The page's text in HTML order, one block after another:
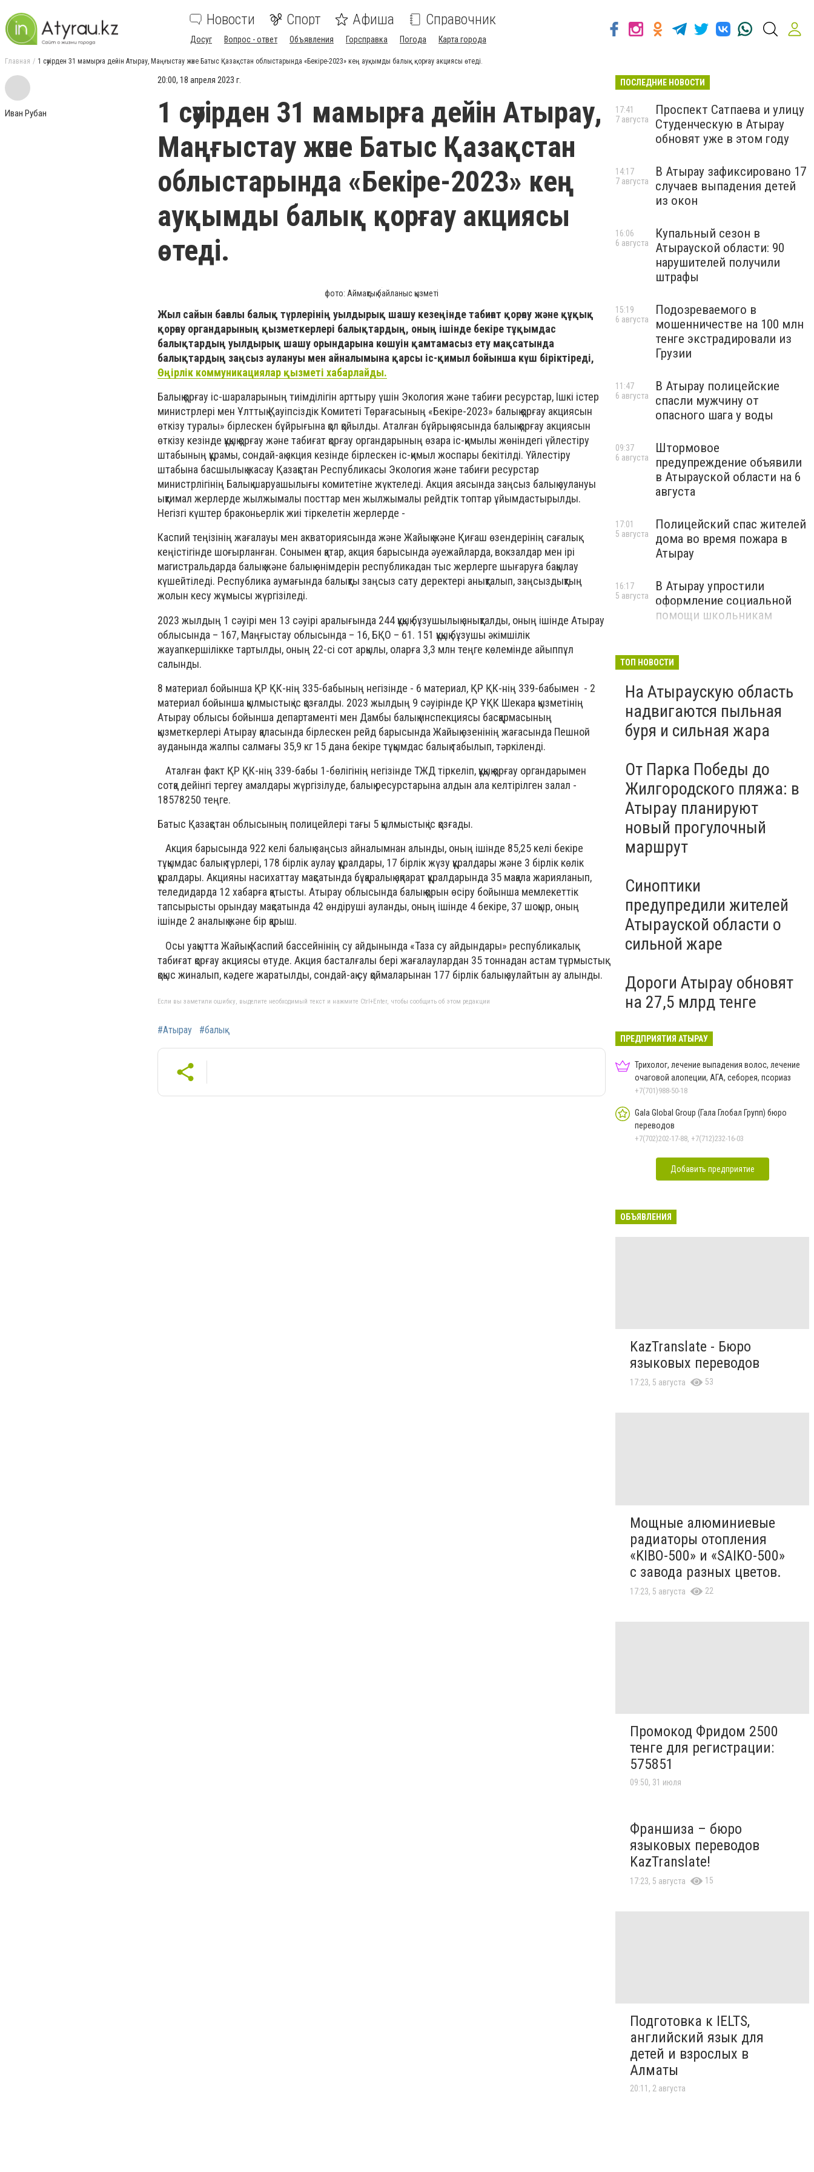
Новости Спорт Афиша Справочник
Досуг Вопрос - ответ Объявления Горсправка Погода Карта города
Главная 1 сәуірден 31 мамырға дейін Атырау, Маңғыстау және Батыс Қазақстан облыстарында «Бекіре-2023» кең ауқымды балық қорғау акциясы өтеді.
Иван Рубан
20:00, 18 апреля 2023 г.
1 сәуірден 31 мамырға дейін Атырау,
Маңғыстау және Батыс Қазақстан
облыстарында «Бекіре-2023» кең
ауқымды балық қорғау акциясы
өтеді.
фото: Аймақтық байланыс қызметі
Жыл сайын бағалы балық түрлерінің уылдырық шашу кезеңінде табиғат қорғау және құқық
қорғау органдарының қызметкерлері балықтардың, оның ішінде бекіре тұқымдас
балықтардың уылдырық шашу орындарына көшуін қамтамасыз ету мақсатында
балықтардың заңсыз аулануы мен айналымына қарсы іс-қимыл бойынша күш біріктіреді,
Өңірлік коммуникациялар қызметі хабарлайды.
Балық қорғау іс-шараларының тиімділігін арттыру үшін Экология және табиғи ресурстар, Ішкі істер
министрлері мен Ұлттық Қауіпсіздік Комитеті Төрағасының «Бекіре-2023» балық қорғау акциясын
өткізу туралы» бірлескен бұйрығына қол қойылды. Аталған бұйрық аясында балық қорғау акциясын
өткізу кезінде құқық қорғау және табиғат қорғау органдарының өзара іс-қимылы жөніндегі үйлестіру
штабының құрамы, сондай-ақ акция кезінде бірлескен іс-қимыл жоспары бекітілді. Үйлестіру
штабына басшылық жасау Қазақстан Республикасы Экология және табиғи ресурстар
министрлігінің Балық шаруашылығы комитетіне жүктеледі. Акция аясында заңсыз балық аулануы
ықтимал жерлерде жылжымалы посттар мен жылжымалы рейдтік топтар ұйымдастырылды.
Негізгі күштер браконьерлік жиі тіркелетін жерлерде -
Каспий теңізінің жағалауы мен акваториясында және Жайық және Қиғаш өзендерінің сағалық
кеңістігінде шоғырланған. Сонымен қатар, акция барысында әуежайларда, вокзалдар мен ірі
магистральдарда балық және балық өнімдерін республикадан тыс жерлерге шығаруға бақылау
күшейтіледі. Республика аумағында балықты заңсыз сату деректері анықталып, заңсыздықтың
жолын кесу жұмысы жүргізіледі.
2023 жылдың 1 сәуірі мен 13 сәуірі аралығында 244 құқық бұзушылық анықталды, оның ішінде Атырау
облысында – 167, Маңғыстау облысында – 16, БҚО – 61. 151 құқық бұзушы әкімшілік
жауапкершілікке тартылды, оның 22-сі сот арқылы, оларға 3,3 млн теңге көлемінде айыппұл
салынды.
8 материал бойынша ҚР ҚК-нің 335-бабының негізінде - 6 материал, ҚР ҚК-нің 339-бабымен - 2
материал бойынша қылмыстық іс қозғалды. 2023 жылдың 9 сәуірінде ҚР ҰҚК Шекара қызметінің
Атырау облысы бойынша департаменті мен Дамбы балық инспекциясы басқармасының
қызметкерлері Атырау қаласында бірлескен рейд барысында Жайық өзенінің жағасында Пешной
ауданында жалпы салмағы 35,9 кг 15 дана бекіре тұқымдас балық табылып, тәркіленді.
⠀Аталған факт ҚР ҚК-нің 339-бабы 1-бөлігінің негізінде ТЖД тіркеліп, құқық қорғау органдарымен
сотқа дейінгі тергеу амалдары жүргізілуде, балық ресурстарына алдын ала келтірілген залал -
18578250 теңге.
Батыс Қазақстан облысының полицейлері тағы 5 қылмыстық іс қозғады.
⠀Акция барысында 922 келі балық заңсыз айналымнан алынды, оның ішінде 85,25 келі бекіре
тұқымдас балық түрлері, 178 бірлік аулау құралдары, 17 бірлік жүзу құралдары және 3 бірлік көлік
құралдары. Акцияны насихаттау мақсатында бұқаралық ақпарат құралдарында 35 мақала жарияланып,
теледидарда 12 хабарға қатысты. Атырау облысында балық қорын өсіру бойынша мемлекеттік
тапсырысты орындау мақсатында 42 өндіруші ауланды, оның ішінде 4 бекіре, 37 шоқыр, оның
ішінде 2 аналық және бір қарыш.
⠀Осы уақытта Жайық-Каспий бассейнінің су айдынында «Таза су айдындары» республикалық
табиғат қорғау акциясы өтуде. Акция басталғалы бері жағалаулардан 35 тоннадан астам тұрмыстық
қоқыс жиналып, кәдеге жаратылды, сондай-ақ су қоймаларынан 177 бірлік балық аулайтын ау алынды.
Если вы заметили ошибку, выделите необходимый текст и нажмите Ctrl+Enter, чтобы сообщить об этом редакции
#Атырау #балық
ПОСЛЕДНИЕ НОВОСТИ
Проспект Сатпаева и улицу
Студенческую в Атырау
обновят уже в этом году
17:41
7 августа
В Атырау зафиксировано 17
случаев выпадения детей
из окон
14:17
7 августа
Купальный сезон в
Атырауской области: 90
нарушителей получили
штрафы
16:06
6 августа
Подозреваемого в
мошенничестве на 100 млн
тенге экстрадировали из
Грузии
15:19
6 августа
В Атырау полицейские
спасли мужчину от
опасного шага у воды
11:47
6 августа
Штормовое
предупреждение объявили
в Атырауской области на 6
августа
09:37
6 августа
Полицейский спас жителей
дома во время пожара в
Атырау
17:01
5 августа
В Атырау упростили
оформление социальной
помощи школьникам
16:17
5 августа
ТОП НОВОСТИ
На Атыраускую область
надвигаются пыльная
буря и сильная жара
От Парка Победы до
Жилгородского пляжа: в
Атырау планируют
новый прогулочный
маршрут
Синоптики
предупредили жителей
Атырауской области о
сильной жаре
Дороги Атырау обновят
на 27,5 млрд тенге
ПРЕДПРИЯТИЯ АТЫРАУ
Трихолог, лечение выпадения волос, лечение
очаговой алопеции, АГА, себорея, псориаз
+7(701)988-50-18
Gala Global Group (Гала Глобал Групп) бюро
переводов
+7(702)202-17-88, +7(712)232-16-03
Добавить предприятие
ОБЪЯВЛЕНИЯ
KazTranslate - Бюро
языковых переводов
17:23, 5 августа 53
Мощные алюминиевые
радиаторы отопления
«KIBO-500» и «SAIKO-500»
с завода разных цветов.
17:23, 5 августа 22
Промокод Фридом 2500
тенге для регистрации:
575851
09:50, 31 июля
Франшиза – бюро
языковых переводов
KazTranslate!
17:23, 5 августа 15
Подготовка к IELTS,
английский язык для
детей и взрослых в
Алматы
20:11, 2 августа